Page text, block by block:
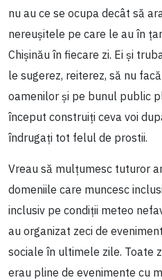
nu au ce se ocupa decât să
nereușitele pe care le au în
Chișinău în fiecare zi. Ei și
le sugerez, reiterez, să nu
oamenilor și pe bunul public
început construiți ceva voi
îndrugați tot felul de prostii.
Vreau să mulțumesc tuturor
domeniile care muncesc
inclusiv pe condiții meteo
au organizat zeci de
sociale în ultimele zile. Toate
erau pline de evenimente cu